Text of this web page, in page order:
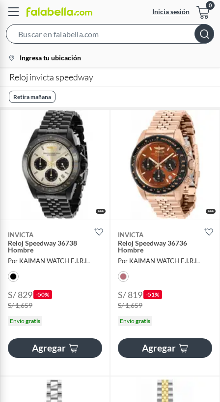
Inicia sesión
Bar
location-
icon
Ingresa tu ubicación
Reloj invicta speedway
Retira mañana
INVICTA
Reloj Speedway 36738
Hombre
Por KAIMAN WATCH E.I.R.L.
S/ 829 -50%
S/ 1,659
Envíogratis
Agregar
INVICTA
Reloj Speedway 36736
Hombre
Por KAIMAN WATCH E.I.R.L.
S/ 819 -51%
S/ 1,659
Envíogratis
Agregar